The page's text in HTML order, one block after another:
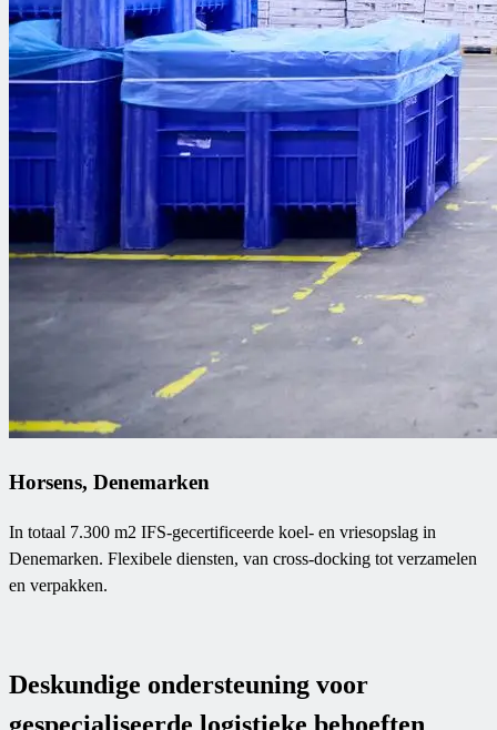
Horsens, Denemarken
In totaal 7.300 m2 IFS-gecertificeerde koel- en vriesopslag in
Denemarken. Flexibele diensten, van cross-docking tot verzamelen
en verpakken.
Deskundige ondersteuning voor